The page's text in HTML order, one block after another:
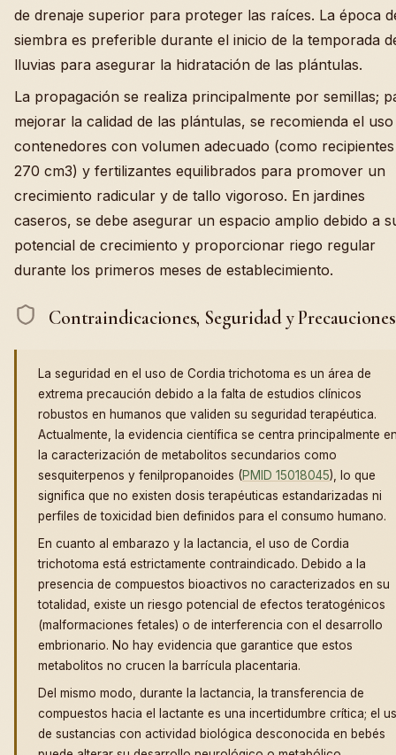
de drenaje superior para proteger las raíces. La época
siembra es preferible durante el inicio de la temporada
lluvias para asegurar la hidratación de las plántulas.
La propagación se realiza principalmente por semillas;
mejorar la calidad de las plántulas, se recomienda el uso
contenedores con volumen adecuado (como
270 cm3) y fertilizantes equilibrados para promover un
crecimiento radicular y de tallo vigoroso. En jardines
caseros, se debe asegurar un espacio amplio debido a
potencial de crecimiento y proporcionar riego regular
durante los primeros meses de establecimiento.
Contraindicaciones, Seguridad y Precauciones
La seguridad en el uso de Cordia trichotoma es un área de
extrema precaución debido a la falta de estudios clínicos
robustos en humanos que validen su seguridad terapéutica.
Actualmente, la evidencia científica se centra principalmente
la caracterización de metabolitos secundarios como
sesquiterpenos y fenilpropanoides (PMID 15018045), lo que
significa que no existen dosis terapéuticas estandarizadas ni
perfiles de toxicidad bien definidos para el consumo humano.
En cuanto al embarazo y la lactancia, el uso de Cordia
trichotoma está estrictamente contraindicado. Debido a la
presencia de compuestos bioactivos no caracterizados en su
totalidad, existe un riesgo potencial de efectos teratogénicos
(malformaciones fetales) o de interferencia con el desarrollo
embrionario. No hay evidencia que garantice que estos
metabolitos no crucen la barrícula placentaria.
Del mismo modo, durante la lactancia, la transferencia de
compuestos hacia el lactante es una incertidumbre crítica; el
de sustancias con actividad biológica desconocida en bebés